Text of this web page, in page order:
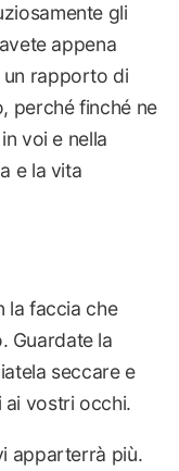
gli
appena
rapporto di
perché finché ne
voi e nella
e la vita
la faccia che
Guardate la
seccare e
ai vostri occhi.
apparterrà più.